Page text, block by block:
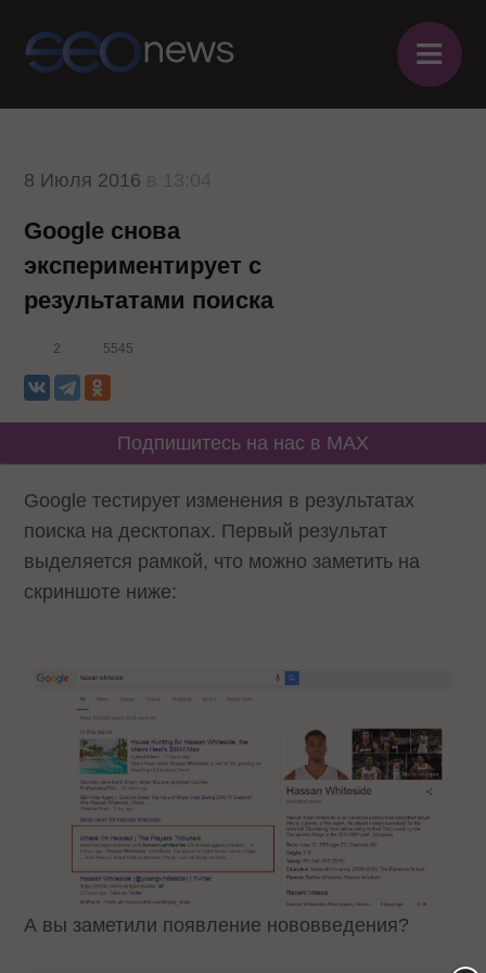
≡
8 Июля 2016
Google снова
экспериментирует с
результатами поиска
2 5545
Подпишитесь на нас в MAX
Google тестирует изменения в результатах
поиска на десктопах. Первый результат
выделяется рамкой, что можно заметить на
скриншоте ниже:
А вы заметили появление нововведения?